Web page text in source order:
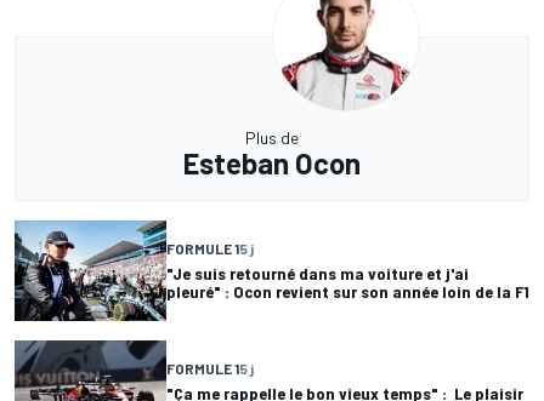
Plus de
Esteban Ocon
FORMULE 15 j
"Je suis retourné dans ma voiture et j'ai
pleuré" : Ocon revient sur son année loin de la F1
FORMULE 15 j
"Ça me rappelle le bon vieux temps" : Le plaisir